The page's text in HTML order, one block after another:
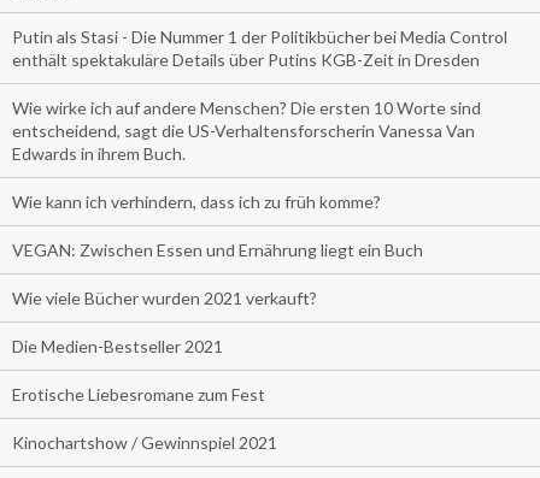
Putin als Stasi - Die Nummer 1 der Politikbücher bei Media Control
enthält spektakuläre Details über Putins KGB-Zeit in Dresden
Wie wirke ich auf andere Menschen? Die ersten 10 Worte sind
entscheidend, sagt die US-Verhaltensforscherin Vanessa Van
Edwards in ihrem Buch.
Wie kann ich verhindern, dass ich zu früh komme?
VEGAN: Zwischen Essen und Ernährung liegt ein Buch
Wie viele Bücher wurden 2021 verkauft?
Die Medien-Bestseller 2021
Erotische Liebesromane zum Fest
Kinochartshow / Gewinnspiel 2021